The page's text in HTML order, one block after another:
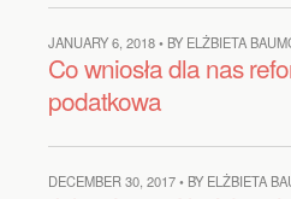
JANUARY 6, 2018 • BY ELŻBIETA
Co wniosła dla nas
podatkowa
DECEMBER 30, 2017 • BY ELŻBIETA